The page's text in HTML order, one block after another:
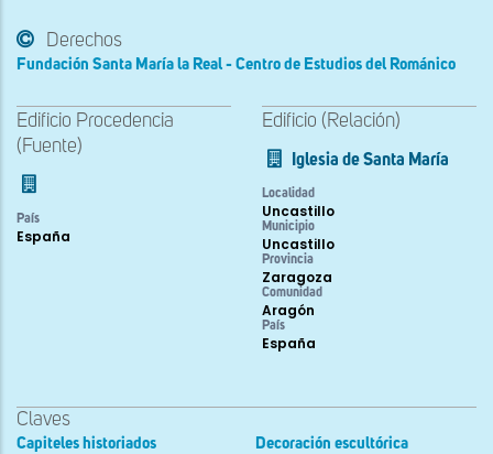
Derechos
Fundación Santa María la Real - Centro de Estudios del Románico
Edificio Procedencia
(Fuente)
País
España
Edificio (Relación)
Iglesia de Santa María
Localidad
Uncastillo
Municipio
Uncastillo
Provincia
Zaragoza
Comunidad
Aragón
País
España
Claves
Capiteles historiados
Decoración escultórica